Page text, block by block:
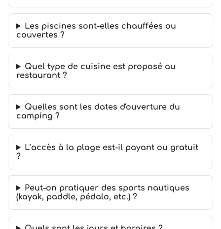
Les piscines sont-elles chauffées ou
couvertes ?
Quel type de cuisine est proposé au
restaurant ?
Quelles sont les dates d'ouverture du
camping ?
L’accès à la plage est-il payant ou gratuit
?
Peut-on pratiquer des sports nautiques
(kayak, paddle, pédalo, etc.) ?